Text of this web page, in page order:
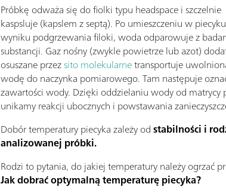
Próbkę odważa się do fiolki typu headspace i szczelnie
kaspsluje (kapslem z septą). Po umieszczeniu w
wyniku podgrzewania filoki, woda odparowuje z
substancji. Gaz nośny (zwykle powietrze lub azot)
osuszane przezsito molekularnetransportuje
wodę do naczynka pomiarowego. Tam następuje
zawartości wody. Dzięki oddzielaniu wody od matrycy
unikamy reakcji ubocznych i powstawania
Dobór temperatury piecyka zależy odstabilności i
analizowanej próbki.
Rodzi to pytania, do jakiej temperatury należy ogrzać
Jak dobrać optymalną temperaturę piecyka?